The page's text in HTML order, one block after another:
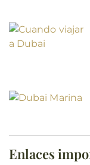
Enlaces